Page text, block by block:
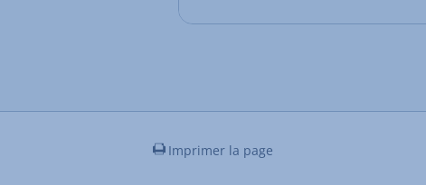
Imprimer la page